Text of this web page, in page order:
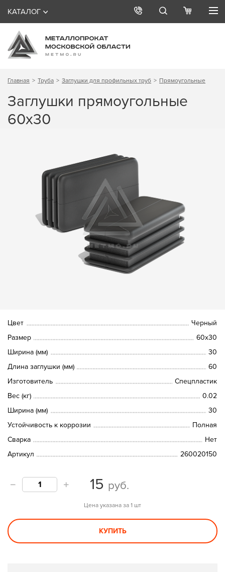
КАТАЛОГ
Главная Труба Заглушки для профильных труб Прямоугольные
Заглушки прямоугольные
60х30
Цвет
Черный
Размер
60х30
Ширина (мм)
30
Длина заглушки (мм)
60
Изготовитель
Спецпластик
Вес (кг)
0.02
Ширина (мм)
30
Устойчивость к коррозии
Полная
Сварка
Нет
Артикул
260020150
15 руб.
Цена указана за 1 шт
КУПИТЬ